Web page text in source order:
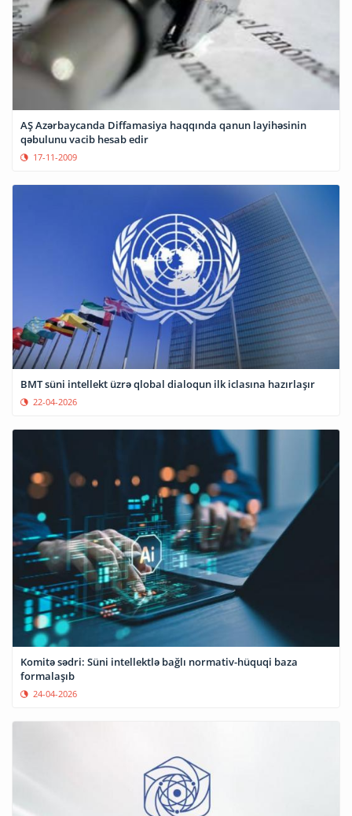
AŞ Azərbaycanda Diffamasiya haqqında qanun layihəsinin
qəbulunu vacib hesab edir
17-11-2009
BMT süni intellekt üzrə qlobal dialoqun ilk iclasına hazırlaşır
22-04-2026
Komitə sədri: Süni intellektlə bağlı normativ-hüquqi baza
formalaşıb
24-04-2026